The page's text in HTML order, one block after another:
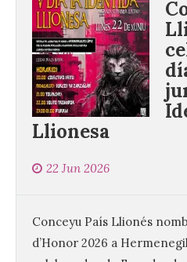
Llionesa
22 Jun 2026
Conceyu País Llionés
d’Honor 2026 a